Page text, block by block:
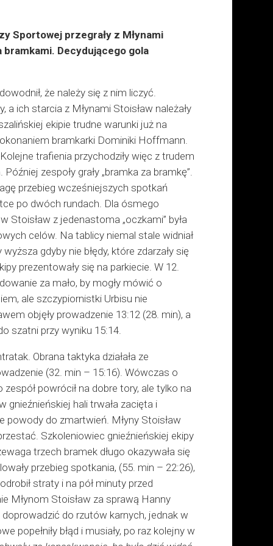
Sportowej przegrały z Młynami
Decydującego gola
że należy się z nim liczyć.
ich starcia z Młynami Stoisław należały
ekipie trudne warunki już na
bramkarki Dominiki Hoffmann.
trafienia przychodziły więc z trudem
zespoły grały „bramka za bramkę”.
przebieg wcześniejszych spotkań
po dwóch rundach. Dla ósmego
z jedenastoma „oczkami” była
celów. Na tablicy niemal stale widniał
gdyby nie błędy, które zdarzały się
prezentowały się na parkiecie. W 12.
za mało, by mogły mówić o
ale szczypiornistki Urbisu nie
objęły prowadzenie 13:12 (28. min), a
szatni przy wyniku 15:14.
Obrana taktyka działała ze
(32. min – 15:16). Wówczas o
powrócił na dobre tory, ale tylko na
gnieźnieńskiej hali trwała zacięta i
powody do zmartwień. Młyny Stoisław
Szkoleniowiec gnieźnieńskiej ekipy
trzech bramek długo okazywała się
przebieg spotkania, (55. min – 22:26),
straty i na pół minuty przed
Młynom Stoisław za sprawą Hanny
do rzutów karnych, jednak w
popełniły błąd i musiały, po raz kolejny w